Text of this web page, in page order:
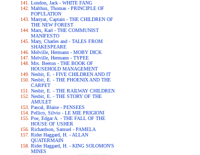
London, Jack - WHITE FANG
Malthus, Thomas - PRINCIPLE OF
POPULATION
Marryat, Captain - THE CHILDREN OF
THE NEW FOREST
Marx, Karl - THE COMMUNIST
MANIFESTO
Mary, Charles and - TALES FROM
SHAKESPEARE
Melville, Hermann - MOBY DICK
Melville, Hermann - TYPEE
Mrs. Beeton - THE BOOK OF
HOUSEHOLD MANAGEMENT
Nesbit, E. - FIVE CHILDREN AND IT
Nesbit, E. - THE PHOENIX AND THE
CARPET
Nesbit, E. - THE RAILWAY CHILDREN
Nesbit, E. - THE STORY OF THE
AMULET
Pascal, Blaise - PENSEES
Pellico, Silvio - LE MIE PRIGIONI
Poe, Edgar A. - THE FALL OF THE
HOUSE OF USHER
Richardson, Samuel - PAMELA
Rider Haggard, H. - ALLAN
QUATERMAIN
Rider Haggard, H. - KING SOLOMON'S
MINES